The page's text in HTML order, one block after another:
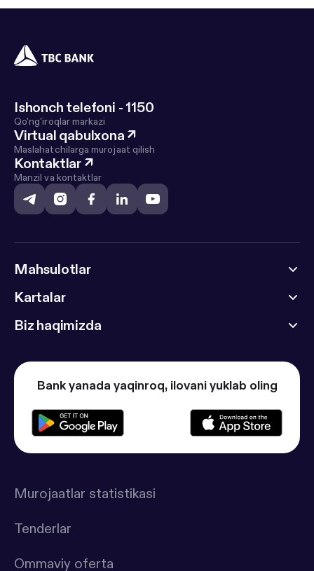
Ishonch telefoni - 1150
Qo'ng'iroqlar markazi
Virtual qabulxona ↗
Maslahatchilarga murojaat qilish
Kontaktlar ↗
Manzil va kontaktlar
Mahsulotlar
Kartalar
Biz haqimizda
Bank yanada yaqinroq, ilovani yuklab oling
Murojaatlar statistikasi
Tenderlar
Ommaviy oferta